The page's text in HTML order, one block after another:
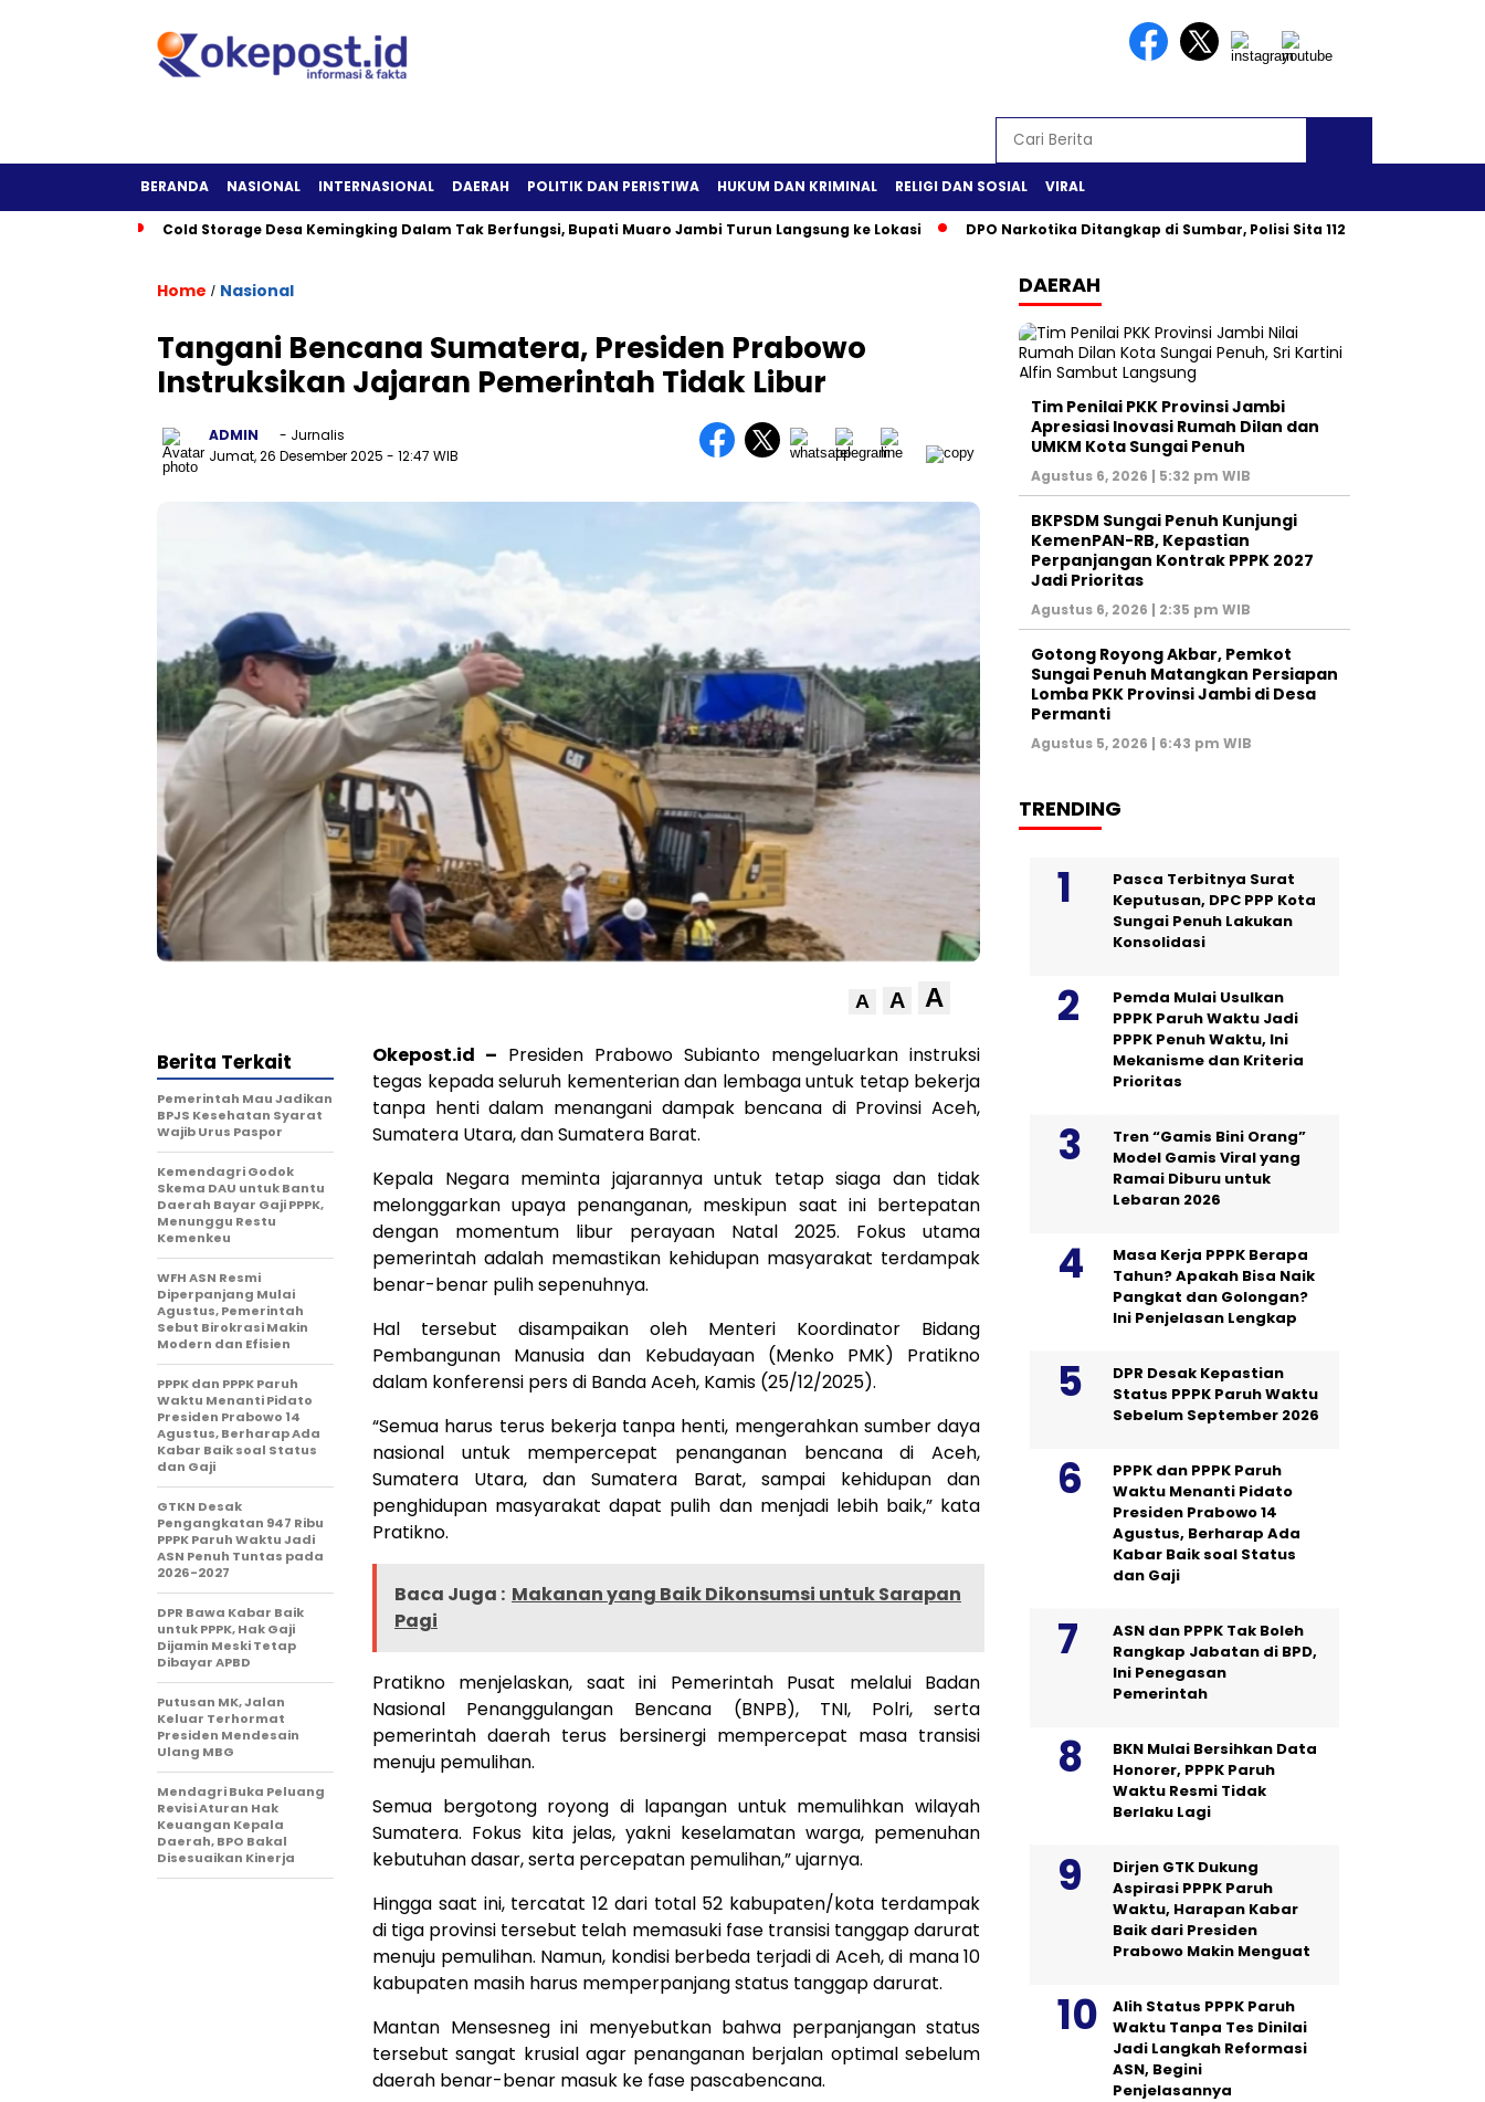
BERANDA NASIONAL INTERNASIONAL DAERAH POLITIK DAN PERISTIWA HUKUM DAN KRIMINAL RELIGI DAN SOSIAL VIRAL
Cold Storage Desa Kemingking Dalam Tak Berfungsi, Bupati Muaro Jambi Turun Langsung ke Lokasi DPO Narkotika Ditangkap di Sumbar, Polisi Sita 112 Gram Sabu
Home / Nasional
Tangani Bencana Sumatera, Presiden Prabowo
Instruksikan Jajaran Pemerintah Tidak Libur
ADMIN
- Jurnalis
Jumat, 26 Desember 2025 - 12:47 WIB
A A A
Okepost.id – Presiden Prabowo Subianto mengeluarkan instruksi
tegas kepada seluruh kementerian dan lembaga untuk tetap bekerja
tanpa henti dalam menangani dampak bencana di Provinsi Aceh,
Sumatera Utara, dan Sumatera Barat.
Kepala Negara meminta jajarannya untuk tetap siaga dan tidak
melonggarkan upaya penanganan, meskipun saat ini bertepatan
dengan momentum libur perayaan Natal 2025. Fokus utama
pemerintah adalah memastikan kehidupan masyarakat terdampak
benar-benar pulih sepenuhnya.
Hal tersebut disampaikan oleh Menteri Koordinator Bidang
Pembangunan Manusia dan Kebudayaan (Menko PMK) Pratikno
dalam konferensi pers di Banda Aceh, Kamis (25/12/2025).
“Semua harus terus bekerja tanpa henti, mengerahkan sumber daya
nasional untuk mempercepat penanganan bencana di Aceh,
Sumatera Utara, dan Sumatera Barat, sampai kehidupan dan
penghidupan masyarakat dapat pulih dan menjadi lebih baik,” kata
Pratikno.
Baca Juga : Makanan yang Baik Dikonsumsi untuk Sarapan
Pagi
Pratikno menjelaskan, saat ini Pemerintah Pusat melalui Badan
Nasional Penanggulangan Bencana (BNPB), TNI, Polri, serta
pemerintah daerah terus bersinergi mempercepat masa transisi
menuju pemulihan.
Semua bergotong royong di lapangan untuk memulihkan wilayah
Sumatera. Fokus kita jelas, yakni keselamatan warga, pemenuhan
kebutuhan dasar, serta percepatan pemulihan,” ujarnya.
Hingga saat ini, tercatat 12 dari total 52 kabupaten/kota terdampak
di tiga provinsi tersebut telah memasuki fase transisi tanggap darurat
menuju pemulihan. Namun, kondisi berbeda terjadi di Aceh, di mana 10
kabupaten masih harus memperpanjang status tanggap darurat.
Mantan Mensesneg ini menyebutkan bahwa perpanjangan status
tersebut sangat krusial agar penanganan berjalan optimal sebelum
daerah benar-benar masuk ke fase pascabencana.
Berita Terkait
Pemerintah Mau Jadikan
BPJS Kesehatan Syarat
Wajib Urus Paspor
Kemendagri Godok
Skema DAU untuk Bantu
Daerah Bayar Gaji PPPK,
Menunggu Restu
Kemenkeu
WFH ASN Resmi
Diperpanjang Mulai
Agustus, Pemerintah
Sebut Birokrasi Makin
Modern dan Efisien
PPPK dan PPPK Paruh
Waktu Menanti Pidato
Presiden Prabowo 14
Agustus, Berharap Ada
Kabar Baik soal Status
dan Gaji
GTKN Desak
Pengangkatan 947 Ribu
PPPK Paruh Waktu Jadi
ASN Penuh Tuntas pada
2026-2027
DPR Bawa Kabar Baik
untuk PPPK, Hak Gaji
Dijamin Meski Tetap
Dibayar APBD
Putusan MK, Jalan
Keluar Terhormat
Presiden Mendesain
Ulang MBG
Mendagri Buka Peluang
Revisi Aturan Hak
Keuangan Kepala
Daerah, BPO Bakal
Disesuaikan Kinerja
DAERAH
Tim Penilai PKK Provinsi Jambi
Apresiasi Inovasi Rumah Dilan dan
UMKM Kota Sungai Penuh
Agustus 6, 2026 | 5:32 pm WIB
BKPSDM Sungai Penuh Kunjungi
KemenPAN-RB, Kepastian
Perpanjangan Kontrak PPPK 2027
Jadi Prioritas
Agustus 6, 2026 | 2:35 pm WIB
Gotong Royong Akbar, Pemkot
Sungai Penuh Matangkan Persiapan
Lomba PKK Provinsi Jambi di Desa
Permanti
Agustus 5, 2026 | 6:43 pm WIB
TRENDING
Pasca Terbitnya Surat
Keputusan, DPC PPP Kota
Sungai Penuh Lakukan
Konsolidasi
Pemda Mulai Usulkan
PPPK Paruh Waktu Jadi
PPPK Penuh Waktu, Ini
Mekanisme dan Kriteria
Prioritas
Tren “Gamis Bini Orang”
Model Gamis Viral yang
Ramai Diburu untuk
Lebaran 2026
Masa Kerja PPPK Berapa
Tahun? Apakah Bisa Naik
Pangkat dan Golongan?
Ini Penjelasan Lengkap
DPR Desak Kepastian
Status PPPK Paruh Waktu
Sebelum September 2026
PPPK dan PPPK Paruh
Waktu Menanti Pidato
Presiden Prabowo 14
Agustus, Berharap Ada
Kabar Baik soal Status
dan Gaji
ASN dan PPPK Tak Boleh
Rangkap Jabatan di BPD,
Ini Penegasan
Pemerintah
BKN Mulai Bersihkan Data
Honorer, PPPK Paruh
Waktu Resmi Tidak
Berlaku Lagi
Dirjen GTK Dukung
Aspirasi PPPK Paruh
Waktu, Harapan Kabar
Baik dari Presiden
Prabowo Makin Menguat
Alih Status PPPK Paruh
Waktu Tanpa Tes Dinilai
Jadi Langkah Reformasi
ASN, Begini
Penjelasannya